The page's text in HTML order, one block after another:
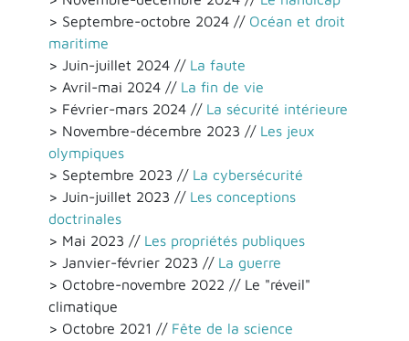
> Septembre-octobre 2024 // Océan et droit
maritime
> Juin-juillet 2024 // La faute
> Avril-mai 2024 // La fin de vie
> Février-mars 2024 // La sécurité intérieure
> Novembre-décembre 2023 // Les jeux
olympiques
> Septembre 2023 //La cybersécurité
> Juin-juillet 2023 // Les conceptions
doctrinales
> Mai 2023 // Les propriétés publiques
> Janvier-février 2023 // La guerre
> Octobre-novembre 2022 // Le "réveil"
climatique
> Octobre 2021 // Fête de la science